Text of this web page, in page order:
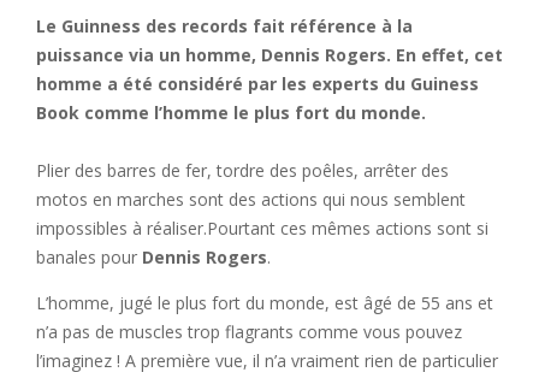
Le Guinness des records fait référence à la
puissance via un homme, Dennis Rogers. En effet, cet
homme a été considéré par les experts du Guiness
Book comme l’homme le plus fort du monde.
Plier des barres de fer, tordre des poêles, arrêter des
motos en marches sont des actions qui nous semblent
impossibles à réaliser.Pourtant ces mêmes actions sont si
banales pour Dennis Rogers.
L’homme, jugé le plus fort du monde, est âgé de 55 ans et
n’a pas de muscles trop flagrants comme vous pouvez
l’imaginez ! A première vue, il n’a vraiment rien de particulier